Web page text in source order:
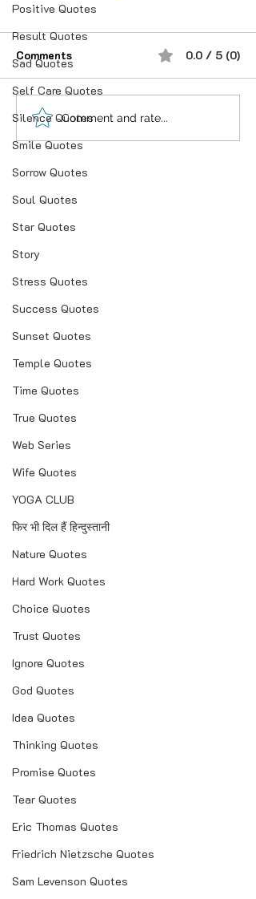
Positive Quotes
Result Quotes
Sad Quotes
Self Care Quotes
Silence Quotes
Smile Quotes
Sorrow Quotes
Soul Quotes
Star Quotes
Story
Stress Quotes
Success Quotes
Sunset Quotes
Temple Quotes
Time Quotes
True Quotes
Web Series
Wife Quotes
YOGA CLUB
फिर भी दिल हैं हिन्दुस्तानी
Nature Quotes
Hard Work Quotes
Choice Quotes
Trust Quotes
Ignore Quotes
God Quotes
Idea Quotes
Thinking Quotes
Promise Quotes
Tear Quotes
Eric Thomas Quotes
Friedrich Nietzsche Quotes
Sam Levenson Quotes
क्यों मोहब्बत ढूँढ़ते हो इश्क़ की
तहरीर में.
Comments 0.0 / 5 (0)
Comment and rate...